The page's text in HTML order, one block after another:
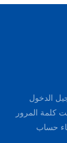
الدخول
كلمة المرور
حساب